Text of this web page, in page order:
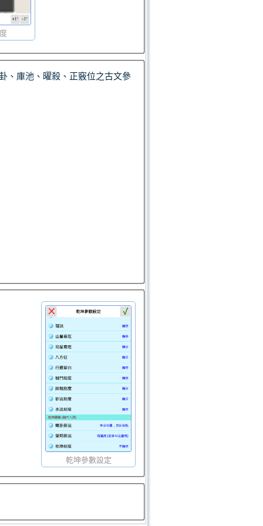
、庫池、曜殺、正竅位之古文參
乾坤參數設定